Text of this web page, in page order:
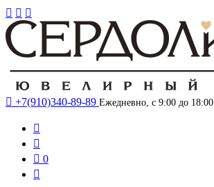
  
 +7(910)340-89-89 Ежедневно, с 9:00 до 18:00


 0
